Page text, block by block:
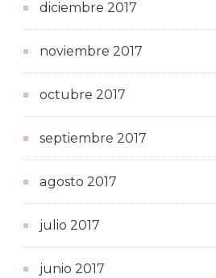
diciembre 2017
noviembre 2017
octubre 2017
septiembre 2017
agosto 2017
julio 2017
junio 2017